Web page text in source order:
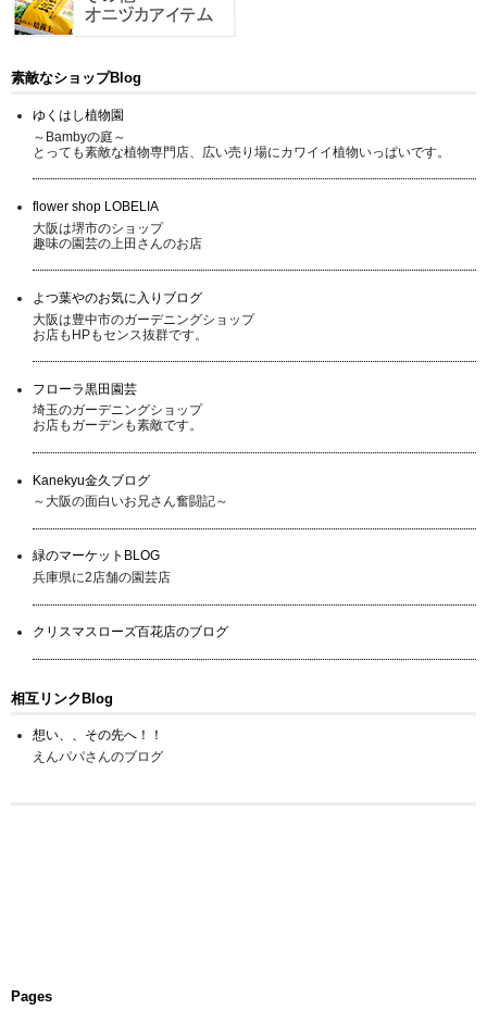
素敵なショップBlog
ゆくはし植物園
～Bambyの庭～
とっても素敵な植物専門店、広い売り場にカワイイ植物いっぱいです。
flower shop LOBELIA
大阪は堺市のショップ
趣味の園芸の上田さんのお店
よつ葉やのお気に入りブログ
大阪は豊中市のガーデニングショップ
お店もHPもセンス抜群です。
フローラ黒田園芸
埼玉のガーデニングショップ
お店もガーデンも素敵です。
Kanekyu金久ブログ
～大阪の面白いお兄さん奮闘記～
緑のマーケットBLOG
兵庫県に2店舗の園芸店
クリスマスローズ百花店のブログ
相互リンクBlog
想い、、その先へ！！
えんパパさんのブログ
Pages